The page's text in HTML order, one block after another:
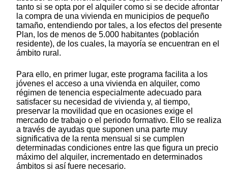
tanto si se opta por el alquiler como si se decide afrontar
la compra de una vivienda en municipios de pequeño
tamaño, entendiendo por tales, a los efectos del presente
Plan, los de menos de 5.000 habitantes (población
residente), de los cuales, la mayoría se encuentran en el
ámbito rural.
Para ello, en primer lugar, este programa facilita a los
jóvenes el acceso a una vivienda en alquiler, como
régimen de tenencia especialmente adecuado para
satisfacer su necesidad de vivienda y, al tiempo,
preservar la movilidad que en ocasiones exige el
mercado de trabajo o el periodo formativo. Ello se realiza
a través de ayudas que suponen una parte muy
significativa de la renta mensual si se cumplen
determinadas condiciones entre las que figura un precio
máximo del alquiler, incrementado en determinados
ámbitos si así fuere necesario.